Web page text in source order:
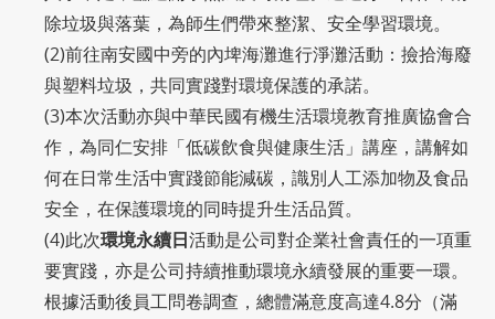
除垃圾與落葉，為師生們帶來整潔、安全學習環境。
(2)前往南安國中旁的內埤海灘進行淨灘活動：撿拾海廢
與塑料垃圾，共同實踐對環境保護的承諾。
(3)本次活動亦與中華民國有機生活環境教育推廣協會合
作，為同仁安排「低碳飲食與健康生活」講座，講解如
何在日常生活中實踐節能減碳，識別人工添加物及食品
安全，在保護環境的同時提升生活品質。
(4)此次環境永續日活動是公司對企業社會責任的一項重
要實踐，亦是公司持續推動環境永續發展的重要一環。
根據活動後員工問卷調查，總體滿意度高達4.8分（滿